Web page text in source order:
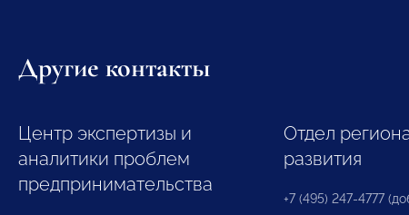
Другие контакты
Центр экспертизы и
аналитики проблем
предпринимательства
Отдел
развития
+7 (495) 247-4777